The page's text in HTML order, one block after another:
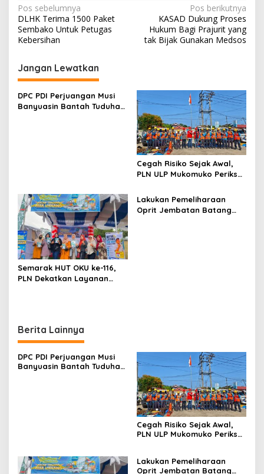
N
a
v
i
g
a
s
Pos sebelumnya
DLHK Terima 1500 Paket
Sembako Untuk Petugas
Kebersihan
Pos berikutnya
KASAD Dukung Proses
Hukum Bagi Prajurit yang
tak Bijak Gunakan Medsos
Jangan Lewatkan
DPC PDI Perjuangan Musi
Banyuasin Bantah Tuduhan
Cegah Risiko Sejak Awal,
PLN ULP Mukomuko Periksa
secara Rutin
Semarak HUT OKU ke-116,
PLN Dekatkan Layanan
Lakukan Pemeliharaan
Oprit Jembatan Batang
Berita Lainnya
DPC PDI Perjuangan Musi
Banyuasin Bantah Tuduhan
Cegah Risiko Sejak Awal,
PLN ULP Mukomuko Periksa
Lakukan Pemeliharaan
Oprit Jembatan Batang